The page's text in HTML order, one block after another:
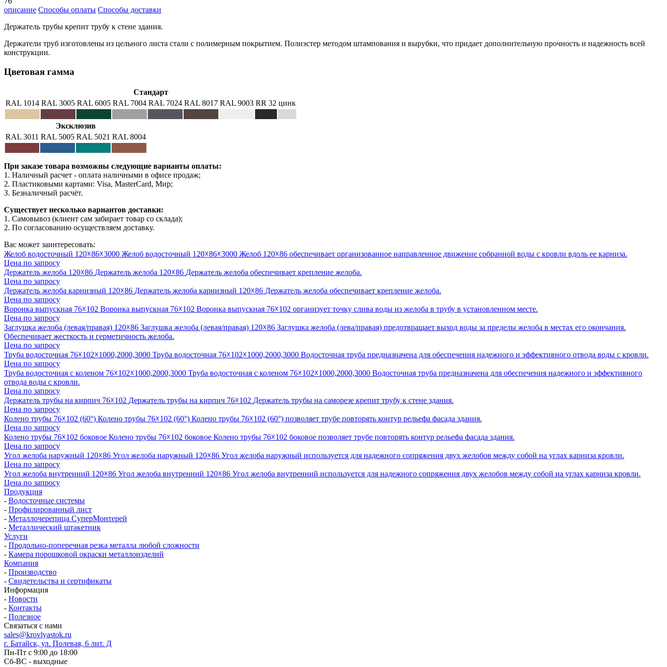
описание Способы оплаты Способы доставки
Держатель трубы крепит трубу к стене здания.
Держатели труб изготовлены из цельного листа стали с полимерным покрытием. Полиэстер методом штампования и вырубки, что придает дополнительную прочность и надежность всей
конструкции.
Цветовая гамма
Стандарт
RAL 1014 RAL 3005 RAL 6005 RAL 7004 RAL 7024 RAL 8017 RAL 9003 RR 32 цинк
Эксклюзив
RAL 3011 RAL 5005 RAL 5021 RAL 8004
При заказе товара возможны следующие варианты оплаты:
1. Наличный расчет - оплата наличными в офисе продаж;
2. Пластиковыми картами: Visa, MasterCard, Мир;
3. Безналичный расчёт.
Существует несколько вариантов доставки:
1. Самовывоз (клиент сам забирает товар со склада);
2. По согласованию осуществляем доставку.
Вас может заинтересовать:
Желоб водосточный 120☓86☓3000 Желоб водосточный 120☓86☓3000 Желоб 120☓86 обеспечивает организованное направленное движение собранной воды с кровли вдоль ее карниза.
Цена по запросу
Держатель желоба 120☓86 Держатель желоба 120☓86 Держатель желоба обеспечивает крепление желоба.
Цена по запросу
Держатель желоба карнизный 120☓86 Держатель желоба карнизный 120☓86 Держатель желоба обеспечивает крепление желоба.
Цена по запросу
Воронка выпускная 76☓102 Воронка выпускная 76☓102 Воронка выпускная 76☓102 организует точку слива воды из желоба в трубу в установленном месте.
Цена по запросу
Заглушка желоба (левая/правая) 120☓86 Заглушка желоба (левая/правая) 120☓86 Заглушка желоба (лева/правая) предотвращает выход воды за пределы желоба в местах его окончания.
Обеспечивает жесткость и герметичность желоба.
Цена по запросу
Труба водосточная 76☓102☓1000,2000,3000 Труба водосточная 76☓102☓1000,2000,3000 Водосточная труба предназначена для обеспечения надежного и эффективного отвода воды с кровли.
Цена по запросу
Труба водосточная с коленом 76☓102☓1000,2000,3000 Труба водосточная с коленом 76☓102☓1000,2000,3000 Водосточная труба предназначена для обеспечения надежного и эффективного
отвода воды с кровли.
Цена по запросу
Держатель трубы на кирпич 76☓102 Держатель трубы на кирпич 76☓102 Держатель трубы на саморезе крепит трубу к стене здания.
Цена по запросу
Колено трубы 76☓102 (60°) Колено трубы 76☓102 (60°) Колено трубы 76☓102 (60°) позволяет трубе повторять контур рельефа фасада здания.
Цена по запросу
Колено трубы 76☓102 боковое Колено трубы 76☓102 боковое Колено трубы 76☓102 боковое позволяет трубе повторять контур рельефа фасада здания.
Цена по запросу
Угол желоба наружный 120☓86 Угол желоба наружный 120☓86 Угол желоба наружный используется для надежного сопряжения двух желобов между собой на углах карниза кровли.
Цена по запросу
Угол желоба внутренний 120☓86 Угол желоба внутренний 120☓86 Угол желоба внутренний используется для надежного сопряжения двух желобов между собой на углах карниза кровли.
Цена по запросу
Продукция
- Водосточные системы
- Профилированный лист
- Металлочерепица СуперМонтерей
- Металлический штакетник
Услуги
- Продольно-поперечная резка металла любой сложности
- Камера порошковой окраски металлоизделий
Компания
- Производство
- Свидетельства и сертификаты
Информация
- Новости
- Контакты
- Полезное
Связаться с нами
sales@krovlyastok.ru
г. Батайск, ул. Полевая, 6 лит. Д
Пн-Пт с 9:00 до 18:00
Сб-ВС - выходные